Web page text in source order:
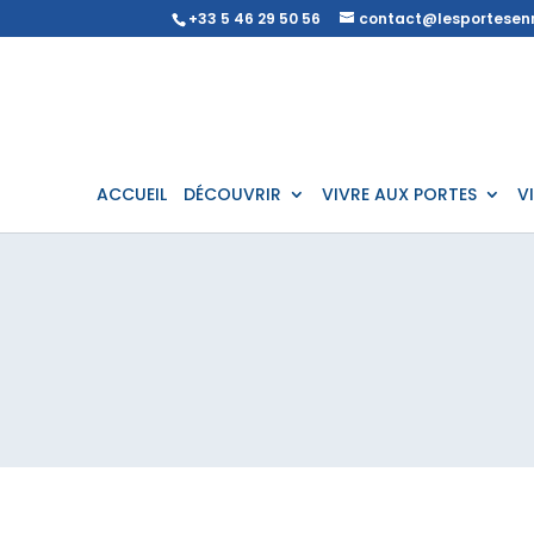
+33 5 46 29 50 56
ACCUEIL DÉCOUVRIR VIVRE AUX PORTES